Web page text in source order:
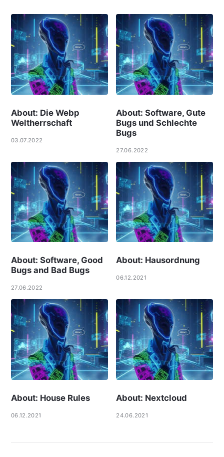
About: Die Webp
Weltherrschaft
03.07.2022
About: Software, Gute
Bugs und Schlechte
Bugs
27.06.2022
About: Software, Good
Bugs and Bad Bugs
27.06.2022
About: Hausordnung
06.12.2021
About: House Rules
06.12.2021
About: Nextcloud
24.06.2021